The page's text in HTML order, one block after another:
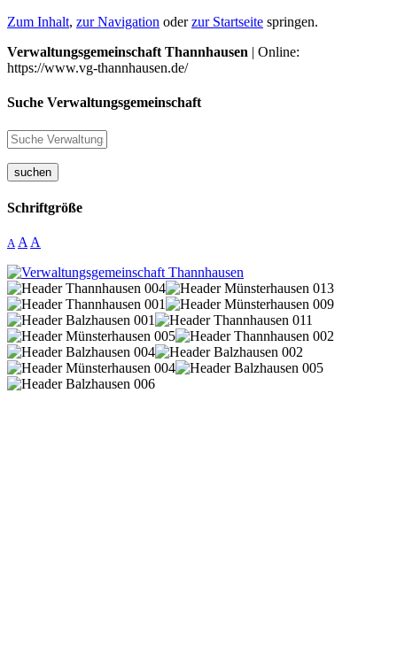
Zum Inhalt, zur Navigation oderzur Startseite springen.
Verwaltungsgemeinschaft Thannhausen | Online:
https://www.vg-thannhausen.de/
Suche Verwaltungsgemeinschaft
suchen
Schriftgröße
A A A